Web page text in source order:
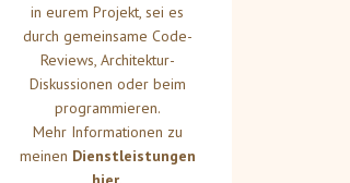
in eurem Projekt, sei es
durch gemeinsame Code-
Reviews, Architektur-
Diskussionen oder beim
programmieren.
Mehr Informationen zu
meinen Dienstleistungen